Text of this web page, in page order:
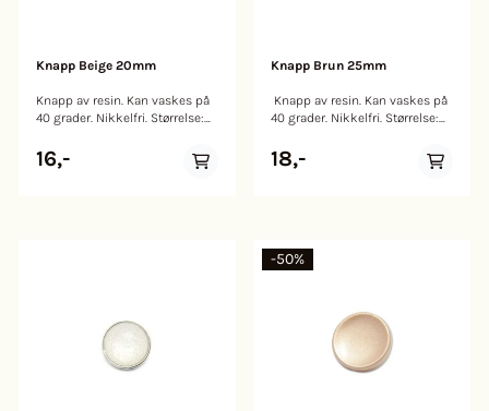
Knapp Beige 20mm
Knapp av resin. Kan vaskes på
40 grader. Nikkelfri. Størrelse:
16,-
Knapp Brun 25mm
Knapp av resin. Kan vaskes på
40 grader. Nikkelfri. Størrelse:
18,-
-50%